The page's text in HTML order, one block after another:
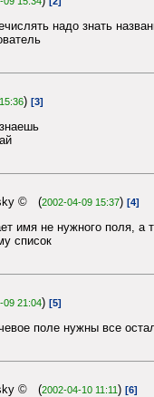
надо знать
) [3]
© (2002-04-09 15:37) [4]
имя не нужного поля, а
список
09 21:04) [5]
поле нужны все
© (2002-04-10 11:11) [6]